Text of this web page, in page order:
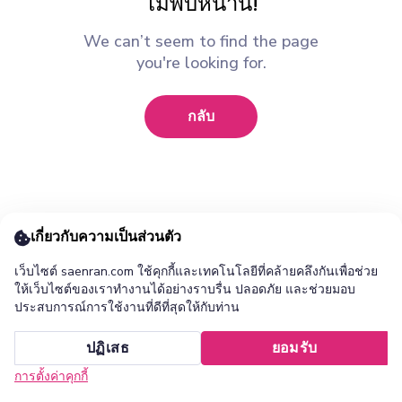
We can’t seem to find the page
you're looking for.
กลับ
หน้าแรก
ยกเลิก ติดตั้ง
เกี่ยวกับความเป็นส่วนตัว
เว็บไซต์ saenran.com ใช้คุกกี้และเทคโนโลยีที่คล้ายคลึงกันเพื่อช่วย
ให้เว็บไซต์ของเราทำงานได้อย่างราบรื่น ปลอดภัย และช่วยมอบ
ประสบการณ์การใช้งานที่ดีที่สุดให้กับท่าน
ปฏิเสธ ยอมรับ
การตั้งค่าคุกกี้